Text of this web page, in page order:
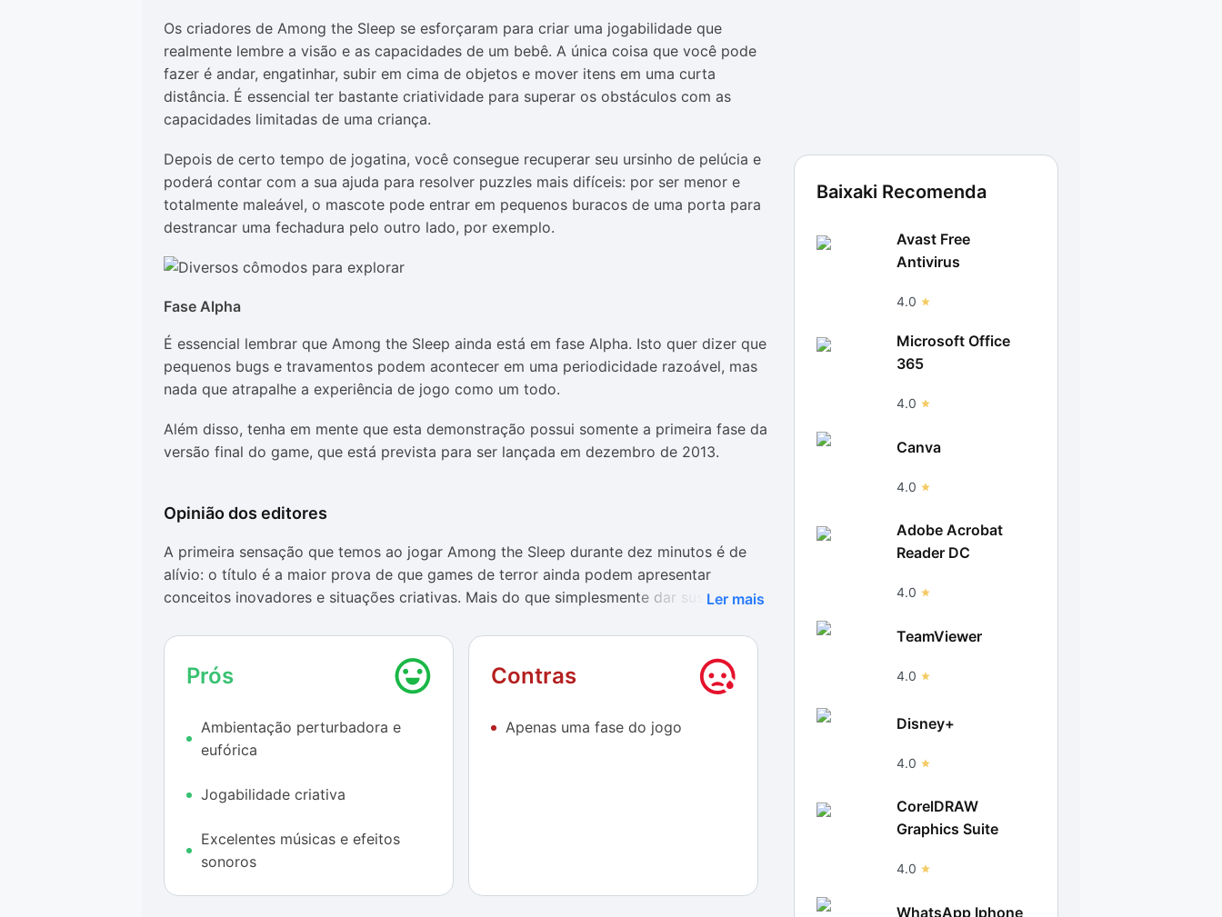
Os criadores de Among the Sleep se esforçaram para criar uma jogabilidade que
realmente lembre a visão e as capacidades de um bebê. A única coisa que você pode
fazer é andar, engatinhar, subir em cima de objetos e mover itens em uma curta
distância. É essencial ter bastante criatividade para superar os obstáculos com as
capacidades limitadas de uma criança.
Depois de certo tempo de jogatina, você consegue recuperar seu ursinho de pelúcia e
poderá contar com a sua ajuda para resolver puzzles mais difíceis: por ser menor e
totalmente maleável, o mascote pode entrar em pequenos buracos de uma porta para
destrancar uma fechadura pelo outro lado, por exemplo.
Fase Alpha
É essencial lembrar que Among the Sleep ainda está em fase Alpha. Isto quer dizer que
pequenos bugs e travamentos podem acontecer em uma periodicidade razoável, mas
nada que atrapalhe a experiência de jogo como um todo.
Além disso, tenha em mente que esta demonstração possui somente a primeira fase da
versão final do game, que está prevista para ser lançada em dezembro de 2013.
Opinião dos editores
A primeira sensação que temos ao jogar Among the Sleep durante dez minutos é de
alívio: o título é a maior prova de que games de terror ainda podem apresentar
conceitos inovadores e situações criativas. Mais do que simplesmente dar sustos, o
ao se lembrar de que está no corpo de uma criança impotente e incapaz de se
defender caso o pior aconteça.
momentos o cenário se torna escuro demais, sendo impossível ver o caminho para
onde se deve seguir.
Em contrapartida, as músicas e efeitos sonoros se mostram muito bem trabalhadas e
passos, trovões e canções de ninar sendo recitadas de forma macabra certamente
farão com que você sinta um frio na barriga enquanto engatinha pelos cômodos da
casa abandonada.
Ler mais
Prós
Ambientação perturbadora e
eufórica
Jogabilidade criativa
Excelentes músicas e efeitos
sonoros
Contras
Apenas uma fase do jogo
Baixaki Recomenda
Avast Free
Antivirus
4.0
Microsoft Office
365
4.0
Canva
4.0
Adobe Acrobat
Reader DC
4.0
TeamViewer
4.0
Disney+
4.0
CorelDRAW
Graphics Suite
4.0
WhatsApp Iphone